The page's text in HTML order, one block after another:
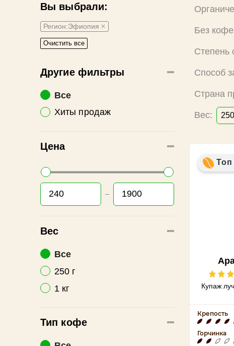
Вы выбрали:
Регион:Эфиопия
Очистить все
Другие фильтры
Все
Хиты продаж
Цена
Вес
Все
250 г
1 кг
Тип кофе
Без
Степень
Способ
Страна
Вес:
Купаж
Крепость
Горчинка